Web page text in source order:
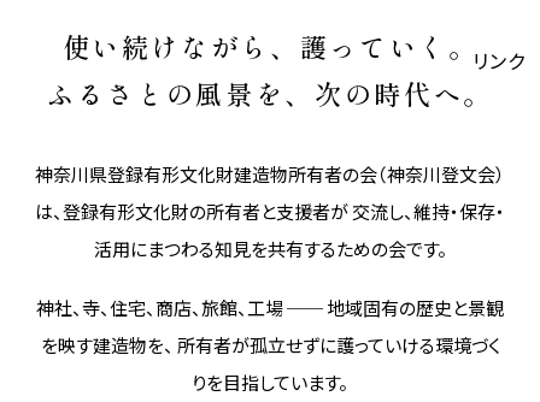
リンク
使い続けながら、護っていく。
ふるさとの風景を、次の時代へ。
神奈川県登録有形文化財建造物所有者の会（神奈川登文会）
は、登録有形文化財の所有者と支援者が 交流し、維持・保存・
活用にまつわる知見を共有するための会です。
神社、寺、住宅、商店、旅館、工場 ── 地域固有の歴史と景観
を映す建造物を、 所有者が孤立せずに護っていける環境づく
りを目指しています。